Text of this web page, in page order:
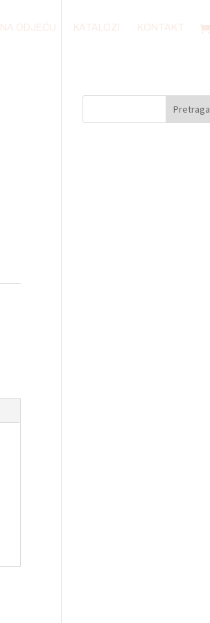
ODJEĆU KATALOZI KONTAKT
Pretraga